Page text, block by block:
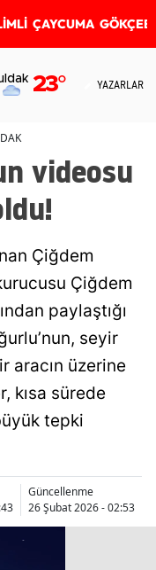
ÇAYCUMA
23° YAZARLAR
videosu
Çiğdem
Çiğdem
paylaştığı
seyir
aracın üzerine
kısa sürede
tepki
Güncellenme
26 Şubat 2026 - 02:53